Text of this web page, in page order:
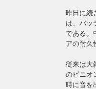
昨日に続
は、バッ
である。
アの耐久
従来は大
のピニオ
時に音を